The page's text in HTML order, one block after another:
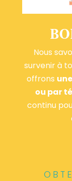
Nous
survenir à
offrons
ou par
continu